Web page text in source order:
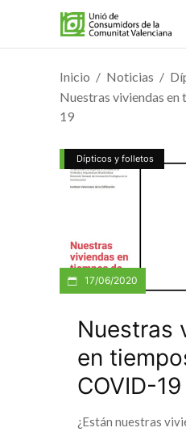
Inicio Noticias
Nuestras viviendas
19
Dípticos y folletos
17/06/2020
Nuestras
en
COVID-19
¿Están nuestras